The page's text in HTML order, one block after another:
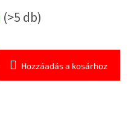
(>5 db)
Hozzáadás a kosárhoz